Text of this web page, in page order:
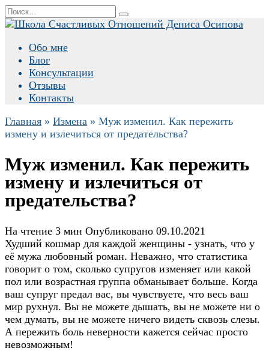
Перейти
к
Search
for:
Обо мне
Блог
Консультации
Отзывы
Контакты
Главная » Измена » Муж изменил. Как пережить
измену и излечиться от предательства?
Муж изменил. Как пережить
измену и излечиться от
предательства?
На чтение 3 мин Опубликовано 09.10.2021
Худший кошмар для каждой женщины - узнать, что у
её мужа любовный роман. Неважно, что статистика
говорит о том, сколько супругов изменяет или какой
пол или возрастная группа обманывает больше. Когда
ваш супруг предал вас, вы чувствуете, что весь ваш
мир рухнул. Вы не можете дышать, вы не можете ни о
чем думать, вы не можете ничего видеть сквозь слезы.
А пережить боль неверности кажется сейчас просто
невозможным!